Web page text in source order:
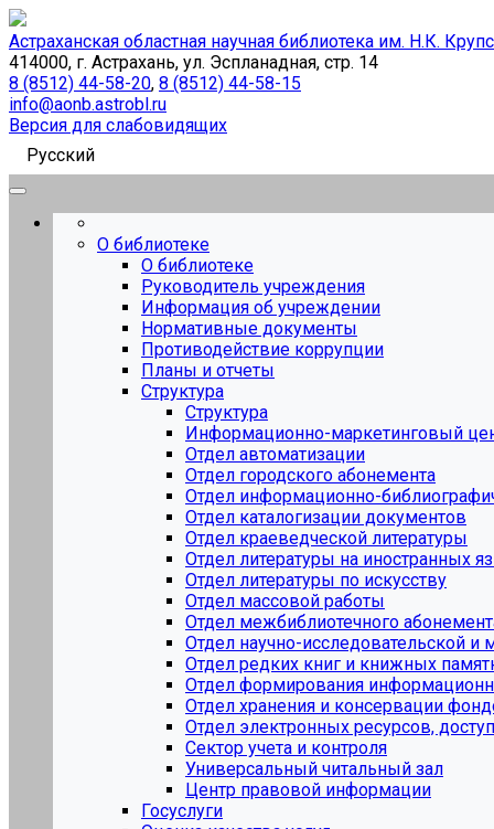
Астраханская областная научная библиотека им. Н.К.
414000, г. Астрахань, ул. Эспланадная, стр. 14
8 (8512) 44-58-20, 8 (8512) 44-58-15
info@aonb.astrobl.ru
Версия для слабовидящих
Русский
О библиотеке
О библиотеке
Руководитель учреждения
Информация об учреждении
Нормативные документы
Противодействие коррупции
Планы и отчеты
Структура
Структура
Информационно-маркетинговый
Отдел автоматизации
Отдел городского абонемента
Отдел информационно-
Отдел каталогизации документов
Отдел краеведческой литературы
Отдел литературы на иностранных
Отдел литературы по искусству
Отдел массовой работы
Отдел межбиблиотечного
Отдел научно-исследовательской и
Отдел редких книг и книжных
Отдел формирования
Отдел хранения и консервации
Отдел электронных ресурсов,
Сектор учета и контроля
Универсальный читальный зал
Центр правовой информации
Госуслуги